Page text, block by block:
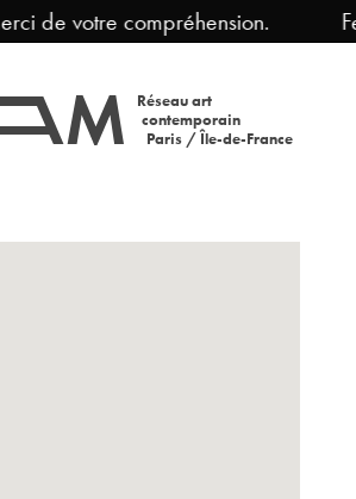
de votre compréhension.
Réseau art
contemporain
Paris / Île-de-France